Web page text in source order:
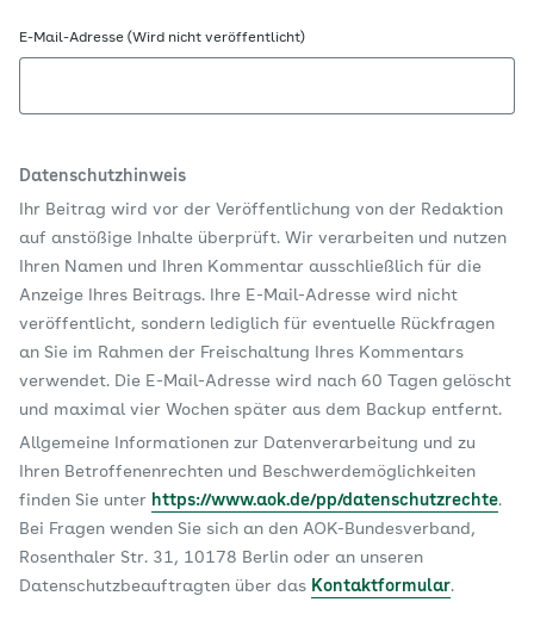
E-Mail-Adresse (Wird nicht veröffentlicht)
Datenschutzhinweis
Ihr Beitrag wird vor der Veröffentlichung von der Redaktion
auf anstößige Inhalte überprüft. Wir verarbeiten und nutzen
Ihren Namen und Ihren Kommentar ausschließlich für die
Anzeige Ihres Beitrags. Ihre E-Mail-Adresse wird nicht
veröffentlicht, sondern lediglich für eventuelle Rückfragen
an Sie im Rahmen der Freischaltung Ihres Kommentars
verwendet. Die E-Mail-Adresse wird nach 60 Tagen gelöscht
und maximal vier Wochen später aus dem Backup entfernt.
Allgemeine Informationen zur Datenverarbeitung und zu
Ihren Betroffenenrechten und Beschwerdemöglichkeiten
finden Sie unter https://www.aok.de/pp/datenschutzrechte.
Bei Fragen wenden Sie sich an den AOK-Bundesverband,
Rosenthaler Str. 31, 10178 Berlin oder an unseren
Datenschutzbeauftragten über das Kontaktformular.